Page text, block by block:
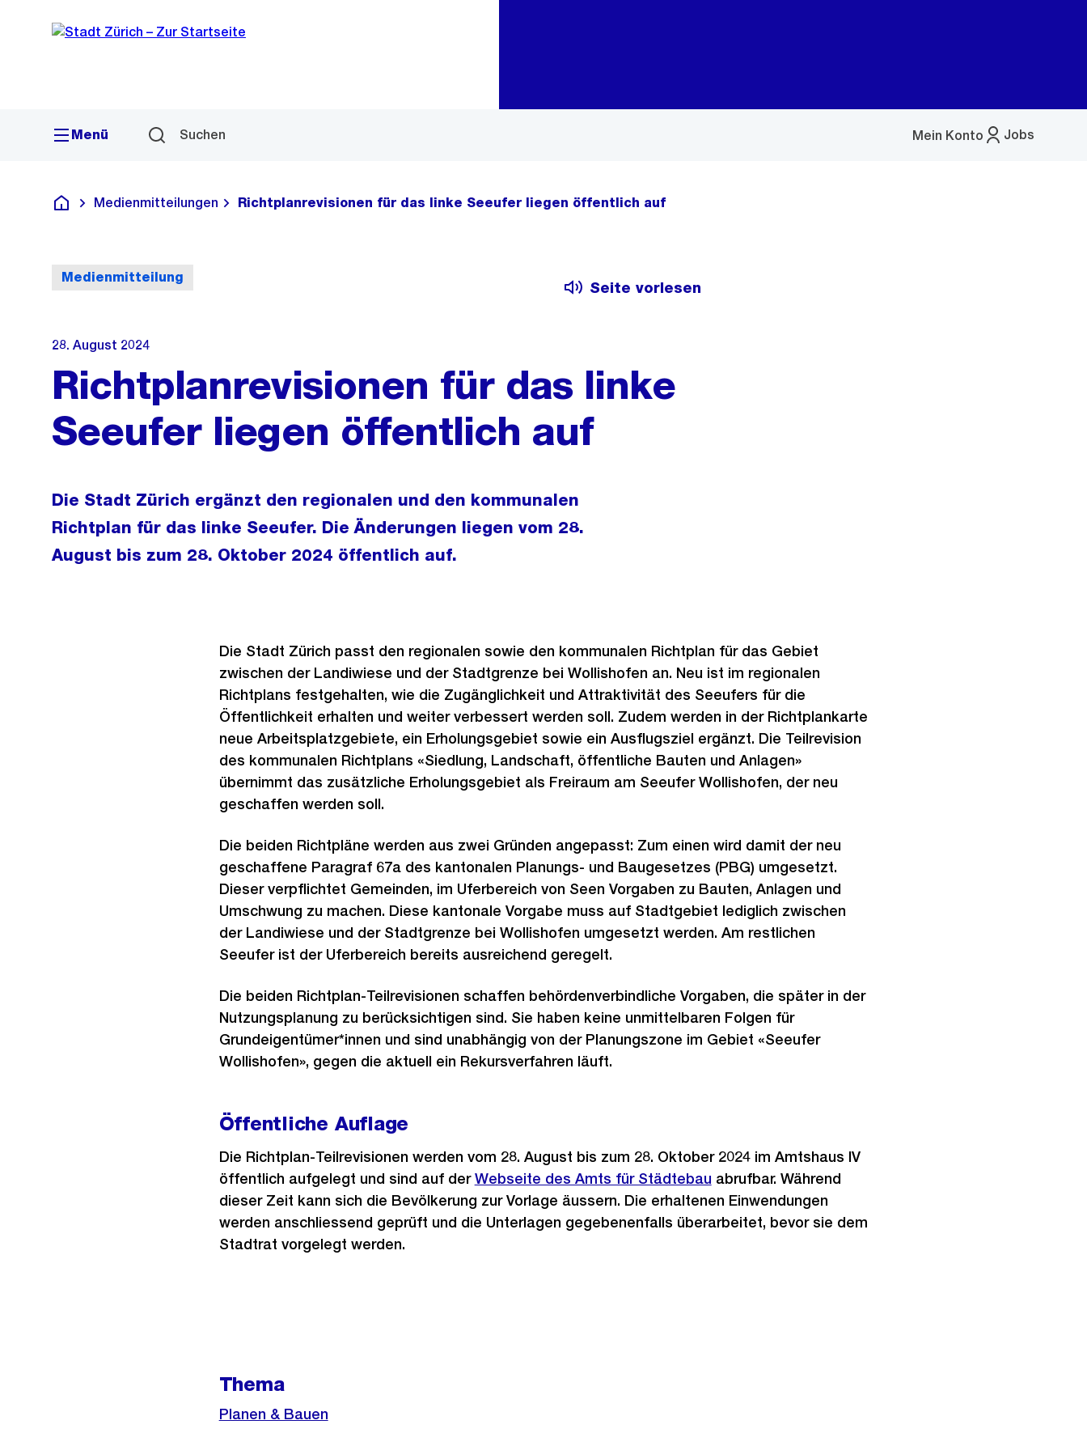
Navigation
Sprunglink
Menü Suchen Jobs
Mein Konto
Menü
Deutsch
Medienmitteilungen Richtplanrevisionen für das linke Seeufer liegen öffentlich auf
Medienmitteilung
Seite vorlesen
28. August 2024
Richtplanrevisionen für das linke
Seeufer liegen öffentlich auf
Die Stadt Zürich ergänzt den regionalen und den kommunalen
Richtplan für das linke Seeufer. Die Änderungen liegen vom 28.
August bis zum 28. Oktober 2024 öffentlich auf.
Die Stadt Zürich passt den regionalen sowie den kommunalen Richtplan für das Gebiet
zwischen der Landiwiese und der Stadtgrenze bei Wollishofen an. Neu ist im regionalen
Richtplans festgehalten, wie die Zugänglichkeit und Attraktivität des Seeufers für die
Öffentlichkeit erhalten und weiter verbessert werden soll. Zudem werden in der Richtplankarte
neue Arbeitsplatzgebiete, ein Erholungsgebiet sowie ein Ausflugsziel ergänzt. Die Teilrevision
des kommunalen Richtplans «Siedlung, Landschaft, öffentliche Bauten und Anlagen»
übernimmt das zusätzliche Erholungsgebiet als Freiraum am Seeufer Wollishofen, der neu
geschaffen werden soll.
Die beiden Richtpläne werden aus zwei Gründen angepasst: Zum einen wird damit der neu
geschaffene Paragraf 67a des kantonalen Planungs- und Baugesetzes (PBG) umgesetzt.
Dieser verpflichtet Gemeinden, im Uferbereich von Seen Vorgaben zu Bauten, Anlagen und
Umschwung zu machen. Diese kantonale Vorgabe muss auf Stadtgebiet lediglich zwischen
der Landiwiese und der Stadtgrenze bei Wollishofen umgesetzt werden. Am restlichen
Seeufer ist der Uferbereich bereits ausreichend geregelt.
Die beiden Richtplan-Teilrevisionen schaffen behördenverbindliche Vorgaben, die später in der
Nutzungsplanung zu berücksichtigen sind. Sie haben keine unmittelbaren Folgen für
Grundeigentümer*innen und sind unabhängig von der Planungszone im Gebiet «Seeufer
Wollishofen», gegen die aktuell ein Rekursverfahren läuft.
Öffentliche Auflage
Die Richtplan-Teilrevisionen werden vom 28. August bis zum 28. Oktober 2024 im Amtshaus IV
öffentlich aufgelegt und sind auf derWebseite des Amts für Städtebau abrufbar. Während
dieser Zeit kann sich die Bevölkerung zur Vorlage äussern. Die erhaltenen Einwendungen
werden anschliessend geprüft und die Unterlagen gegebenenfalls überarbeitet, bevor sie dem
Stadtrat vorgelegt werden.
Thema
Planen & Bauen